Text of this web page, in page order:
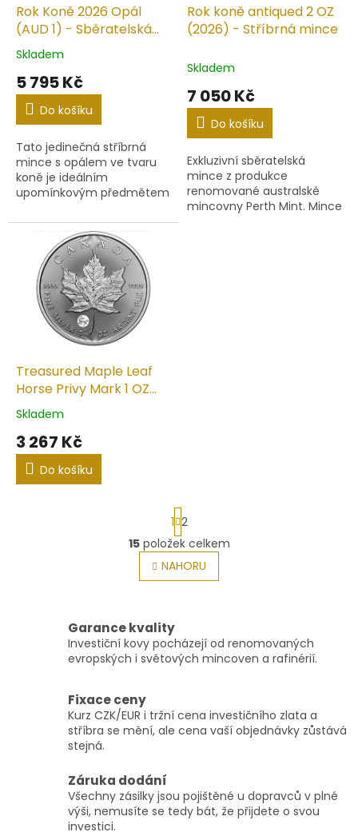
dRok Koně 2026 Opál
(AUD 1) - Sběratelská
stříbrná mince
Průměrné
produktu
5,0
5
hvězdiček.
Skladem
5 795 Kč
Do košíku
Tato jedinečná stříbrná
mince s opálem ve tvaru
koně je ideálním
upomínkovým předmětem
nového roku 2026 a pro
všechny narozené v roce
koně, sedmého zvířete...
Rok koně antiqued 2 OZ
(2026) - Stříbrná mince
Skladem
7 050 Kč
Do košíku
Exkluzivní sběratelská
mince z produkce
renomované australské
mincovny Perth Mint. Mince
Treasured Maple Leaf
Horse Privy Mark 1 OZ
(2026) - Stříbrná mince
Průměrné
hodnocení
produktu
5,0
Skladem
3 267 Kč
Do košíku
O
v
l
c
í
p
k
y
i
s
S
t
r
á
n
k
n
í
1 2
15položek celkem
NAHORU
Garance kvality
Investiční kovy pocházejí od renomovaných
evropských i světových mincoven a rafinérií.
Fixace ceny
Kurz CZK/EUR i tržní cena investičního zlata a
stříbra se mění, ale cena vaší objednávky zůstává
stejná.
Záruka dodání
Všechny zásilky jsou pojištěné u dopravců v plné
výši, nemusíte se tedy bát, že přijdete o svou
investici.